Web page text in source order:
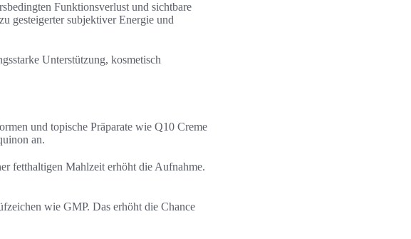
Funktionsverlust und sichtbare
gesteigerter subjektiver Energie und
Unterstützung, kosmetisch
und topische Präparate wie Q10 Creme
an.
fetthaltigen Mahlzeit erhöht die Aufnahme.
wie GMP. Das erhöht die Chance